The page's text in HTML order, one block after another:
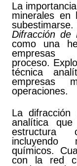
La
minerales en
Difracción de
como una
proceso.
técnica
empresas
operaciones.
La
analítica
estructura
incluyendo
químicos.
con la red